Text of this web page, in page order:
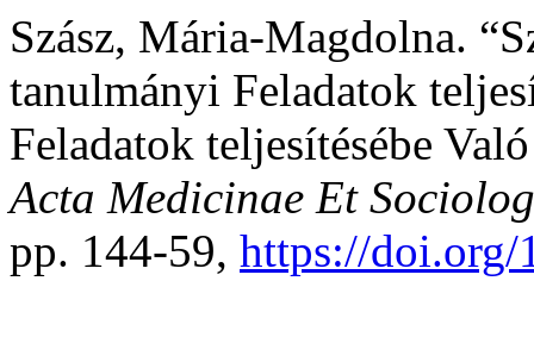
Szász, Mária-Magdolna.
tanulmányi Feladatok
Feladatok teljesítésébe
Acta Medicinae Et
pp. 144-59, https://doi.org/